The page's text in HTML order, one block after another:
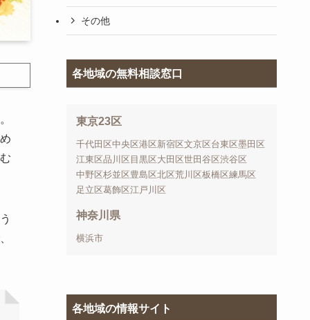
その他
各地域の無料相談窓口
東京23区
千代田区中央区港区新宿区文京区台東区墨田区
江東区品川区 目黒区大田区世田谷区渋谷区
中野区杉並区豊島区北区荒川区板橋区練馬区
足立区葛飾区江戸川区
神奈川県
横浜市
各地域の情報サイト